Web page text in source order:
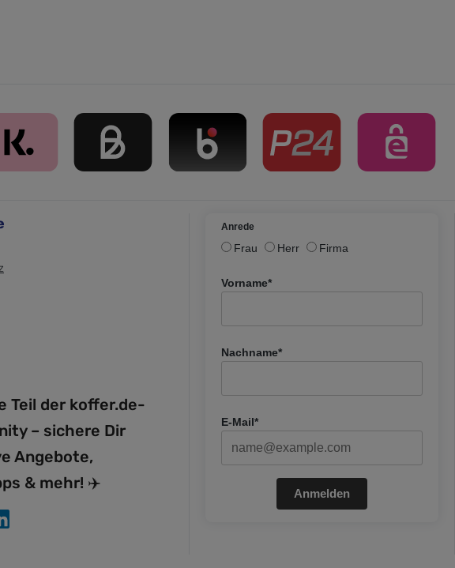
Teil der koffer.de-
– sichere Dir
Angebote,
& mehr! ✈️
Anrede
Frau Herr Firma
Vorname*
Nachname*
E-Mail*
Anmelden